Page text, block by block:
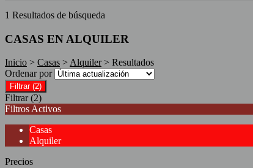
1 Resultados de búsqueda
CASAS EN ALQUILER
Inicio > Casas > Alquiler> Resultados
Ordenar por
Filtrar (2)
Filtrar (2)
Filtros Activos
Casas
Alquiler
Precios